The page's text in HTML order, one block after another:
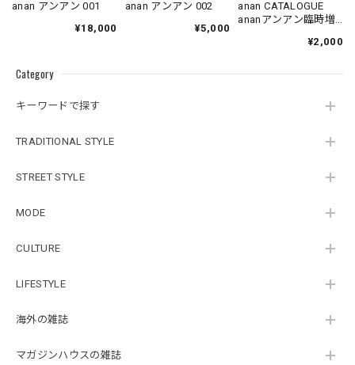
Category
キーワードで探す
TRADITIONAL STYLE
STREET STYLE
MODE
CULTURE
LIFESTYLE
海外の雑誌
マガジンハウスの雑誌
anan アンアン 001
¥18,000
anan アンアン 002
¥5,000
anan CATALOGUE
ananアンアン臨時増
¥2,000